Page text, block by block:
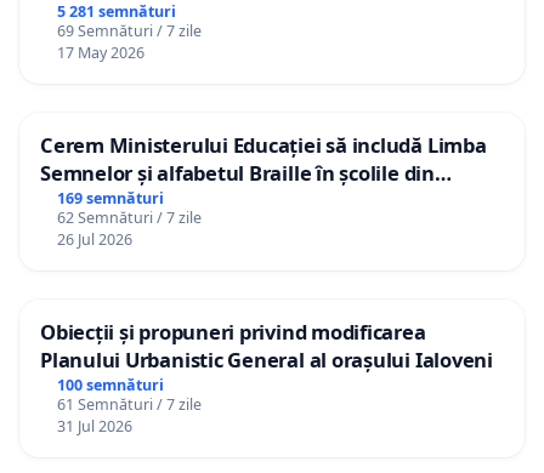
5 281 semnături
69 Semnături / 7 zile
17 May 2026
Cerem Ministerului Educației să includă Limba
Semnelor și alfabetul Braille în școlile din
Republica Moldova!
169 semnături
62 Semnături / 7 zile
26 Jul 2026
Obiecții și propuneri privind modificarea
Planului Urbanistic General al orașului Ialoveni
100 semnături
61 Semnături / 7 zile
31 Jul 2026